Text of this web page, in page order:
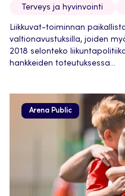
Terveys ja hyvinvointi
Liikkuvat-toiminnan
valtionavustuksilla, joiden
2018 selonteko
hankkeiden toteutuksessa...
Arena Public